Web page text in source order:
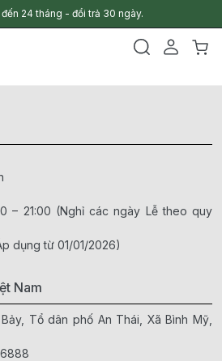
24 tháng - đổi trả 30 ngày.
– 21:00 (Nghỉ các ngày Lễ theo quy
dụng từ 01/01/2026)
Nam
Tổ dân phố An Thái, Xã Bình Mỹ,